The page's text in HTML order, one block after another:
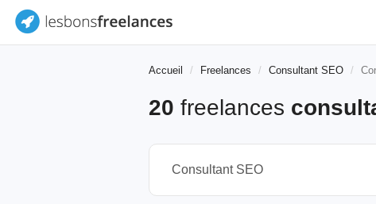
Accueil Freelances Consultant SEO
20 freelances